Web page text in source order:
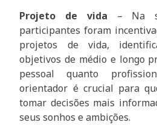
Projeto de vida – Na
participantes foram
projetos de vida,
objetivos de médio e longo
pessoal quanto
orientador é crucial para
tomar decisões mais
seus sonhos e ambições.